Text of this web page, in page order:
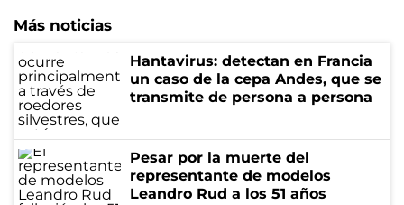
Más noticias
Hantavirus: detectan en Francia
un caso de la cepa Andes, que se
transmite de persona a persona
Pesar por la muerte del
representante de modelos
Leandro Rud a los 51 años